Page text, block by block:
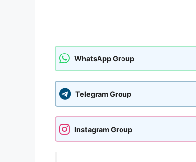
WhatsApp Group
Telegram Group
Instagram Group